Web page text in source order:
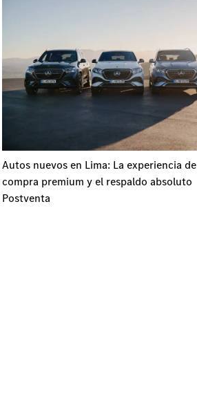
Autos nuevos en Lima: La experiencia de
compra premium y el respaldo absoluto
Postventa